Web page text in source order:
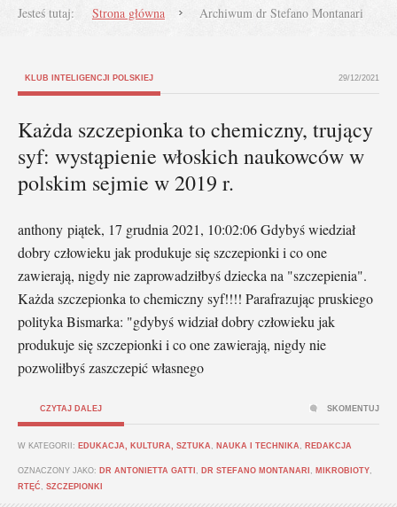
Jesteś tutaj: Strona główna Archiwum dr Stefano Montanari
KLUB INTELIGENCJI POLSKIEJ 29/12/2021
Każda szczepionka to chemiczny, trujący
syf: wystąpienie włoskich naukowców w
polskim sejmie w 2019 r.
anthony piątek, 17 grudnia 2021, 10:02:06 Gdybyś wiedział
dobry człowieku jak produkuje się szczepionki i co one
zawierają, nigdy nie zaprowadziłbyś dziecka na "szczepienia".
Każda szczepionka to chemiczny syf!!!! Parafrazując pruskiego
polityka Bismarka: "gdybyś widział dobry człowieku jak
produkuje się szczepionki i co one zawierają, nigdy nie
pozwoliłbyś zaszczepić własnego
CZYTAJ DALEJ
W KATEGORII: EDUKACJA, KULTURA, SZTUKA NAUKA I TECHNIKA REDAKCJA
OZNACZONY JAKO: DR ANTONIETTA GATTI DR STEFANO MONTANARI MIKROBIOTY
RTĘĆ
SZCZEPIONKI
SKOMENTUJ